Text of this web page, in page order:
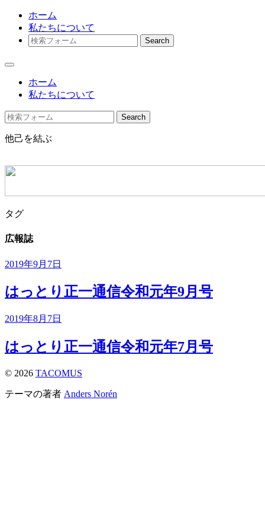
ホーム
私たちについて
Search
ホーム
私たちについて
Search
他己を結ぶ
タグ
広報誌
2019年9月7日
はっとり正一通信令和元年9月号
2019年8月7日
はっとり正一通信令和元年7月号
© 2026 TACOMUS
テーマの著者 Anders Norén